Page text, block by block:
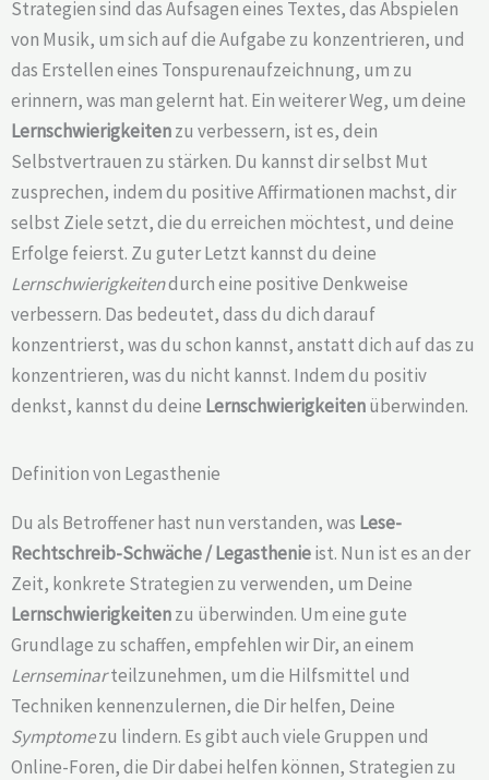
Strategien sind das Aufsagen eines Textes, das Abspielen
von Musik, um sich auf die Aufgabe zu konzentrieren, und
das Erstellen eines Tonspurenaufzeichnung, um zu
erinnern, was man gelernt hat. Ein weiterer Weg, um deine
Lernschwierigkeitenzu verbessern, ist es, dein
Selbstvertrauen zu stärken. Du kannst dir selbst Mut
zusprechen, indem du positive Affirmationen machst, dir
selbst Ziele setzt, die du erreichen möchtest, und deine
Erfolge feierst. Zu guter Letzt kannst du deine
Lernschwierigkeitendurch eine positive Denkweise
verbessern. Das bedeutet, dass du dich darauf
konzentrierst, was du schon kannst, anstatt dich auf das zu
konzentrieren, was du nicht kannst. Indem du positiv
denkst, kannst du deine Lernschwierigkeitenüberwinden.
Definition von Legasthenie
Du als Betroffener hast nun verstanden, was Lese-
Rechtschreib-Schwäche /Legasthenieist. Nun ist es an der
Zeit, konkrete Strategien zu verwenden, um Deine
Lernschwierigkeitenzu überwinden. Um eine gute
Grundlage zu schaffen, empfehlen wir Dir, an einem
Lernseminarteilzunehmen, um die Hilfsmittel und
Techniken kennenzulernen, die Dir helfen, Deine
Symptomezu lindern. Es gibt auch viele Gruppen und
Online-Foren, die Dir dabei helfen können, Strategien zu